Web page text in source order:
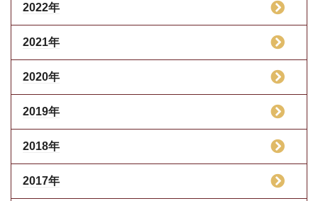
2022年
2021年
2020年
2019年
2018年
2017年